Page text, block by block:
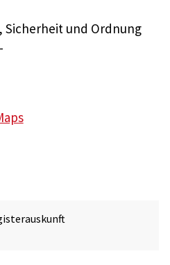
Sicherheit und Ordnung